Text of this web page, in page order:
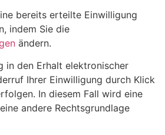
bereits erteilte Einwilligung
indem Sie die
ändern.
in den Erhalt elektronischer
Ihrer Einwilligung durch Klick
In diesem Fall wird eine
andere Rechtsgrundlage